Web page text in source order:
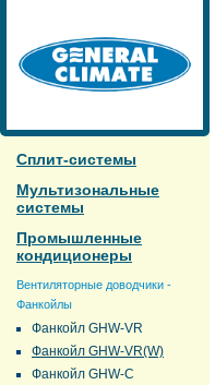
Сплит-системы
Мультизональные
системы
Промышленные
кондиционеры
Вентиляторные доводчики -
Фанкойлы
Фанкойл GHW-VR
Фанкойл GHW-VR(W)
Фанкойл GHW-C